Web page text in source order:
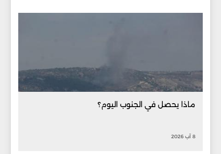
ماذا يحصل في الجنوب اليوم؟
8 آب 2026